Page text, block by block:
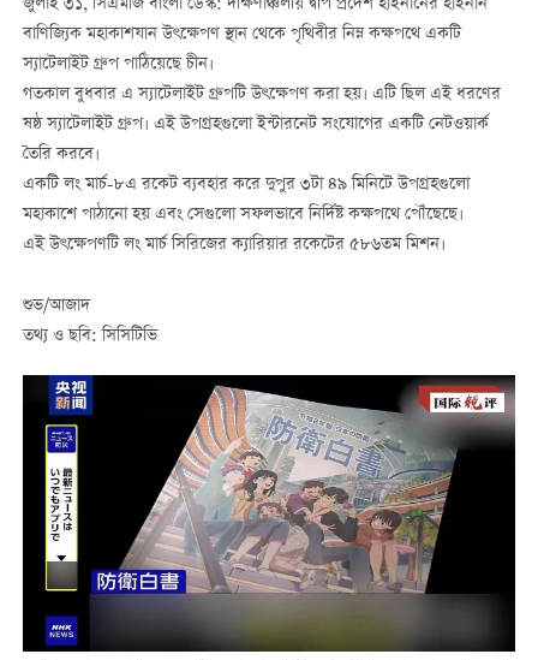
বাণিজ্যিক মহাকাশযান উৎক্ষেপণ স্থান থেকে পৃথিবীর নিম্ন কক্ষপথে একটি
স্যাটেলাইট গ্রুপ পাঠিয়েছে চীন।
গতকাল বুধবার এ স্যাটেলাইট গ্রুপটি উৎক্ষেপণ করা হয়। এটি ছিল এই ধরণের
ষষ্ঠ স্যাটেলাইট গ্রুপ। এই উপগ্রহগুলো ইন্টারনেট সংযোগের একটি নেটওয়ার্ক
তৈরি করবে।
একটি লং মার্চ-৮এ রকেট ব্যবহার করে দুপুর ৩টা ৪৯ মিনিটে উপগ্রহগুলো
মহাকাশে পাঠানো হয় এবং সেগুলো সফলভাবে নির্দিষ্ট কক্ষপথে পৌঁছেছে।
এই উৎক্ষেপণটি লং মার্চ সিরিজের ক্যারিয়ার রকেটের ৫৮৬তম মিশন।
শুভ/আজাদ
তথ্য ও ছবি: সিসিটিভি